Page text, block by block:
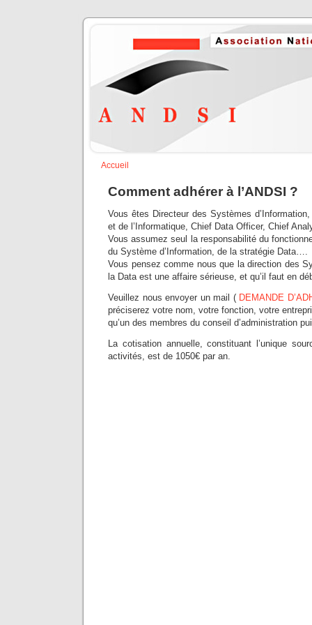
Accueil
Comment adhérer à l’ANDSI ?
Vous êtes Directeur des Systèmes
et de l’Informatique, Chief Data Officer, Chief
Vous assumez seul la responsabilité du
du Système d’Information, de la stratégie Data….
Vous pensez comme nous que la direction des
la Data est une affaire sérieuse, et qu’il faut en
Veuillez nous envoyer un mail ( DEMANDE
préciserez votre nom, votre fonction, votre
qu’un des membres du conseil d’administration
La cotisation annuelle, constituant l’unique
activités, est de 1050€ par an.